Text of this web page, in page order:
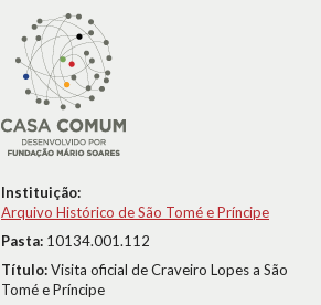
Instituição:
Arquivo Histórico de São Tomé e Príncipe
Pasta: 10134.001.112
Título:Visita oficial de Craveiro Lopes a São
Tomé e Príncipe